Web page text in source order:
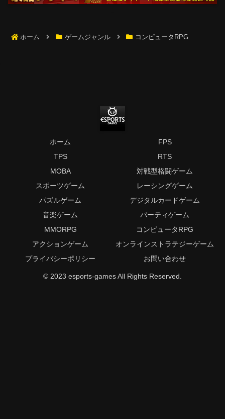
ホーム ゲームジャンル コンピュータRPG
ホーム
FPS
TPS
RTS
MOBA
対戦型格闘ゲーム
スポーツゲーム
レーシングゲーム
パズルゲーム
デジタルカードゲーム
音楽ゲーム
パーティゲーム
MMORPG
コンピュータRPG
アクションゲーム
オンラインストラテジーゲーム
プライバシーポリシー
お問い合わせ
© 2023 esports-games All Rights Reserved.